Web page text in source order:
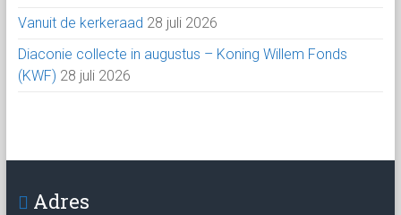
Vanuit de kerkeraad 28 juli 2026
Diaconie collecte in augustus – Koning Willem Fonds
(KWF) 28 juli 2026
Adres